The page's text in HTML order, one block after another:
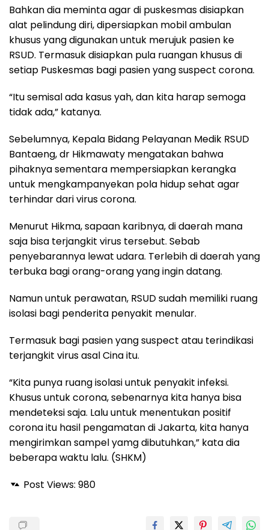
Bahkan dia meminta agar di puskesmas disiapkan
alat pelindung diri, dipersiapkan mobil ambulan
khusus yang digunakan untuk merujuk pasien ke
RSUD. Termasuk disiapkan pula ruangan khusus di
setiap Puskesmas bagi pasien yang suspect corona.
“Itu semisal ada kasus yah, dan kita harap semoga
tidak ada,” katanya.
Sebelumnya, Kepala Bidang Pelayanan Medik RSUD
Bantaeng, dr Hikmawaty mengatakan bahwa
pihaknya sementara mempersiapkan kerangka
untuk mengkampanyekan pola hidup sehat agar
terhindar dari virus corona.
Menurut Hikma, sapaan karibnya, di daerah mana
saja bisa terjangkit virus tersebut. Sebab
penyebarannya lewat udara. Terlebih di daerah yang
terbuka bagi orang-orang yang ingin datang.
Namun untuk perawatan, RSUD sudah memiliki ruang
isolasi bagi penderita penyakit menular.
Termasuk bagi pasien yang suspect atau terindikasi
terjangkit virus asal Cina itu.
“Kita punya ruang isolasi untuk penyakit infeksi.
Khusus untuk corona, sebenarnya kita hanya bisa
mendeteksi saja. Lalu untuk menentukan positif
corona itu hasil pengamatan di Jakarta, kita hanya
mengirimkan sampel yamg dibutuhkan,” kata dia
beberapa waktu lalu. (SHKM)
Post Views: 980